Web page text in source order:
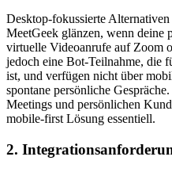
Desktop-fokussierte
MeetGeek glänzen, wenn deine
virtuelle Videoanrufe auf Zoom
jedoch eine Bot-Teilnahme, die
ist, und verfügen nicht über
spontane persönliche
Meetings und persönlichen
mobile-first Lösung essentiell.
2.